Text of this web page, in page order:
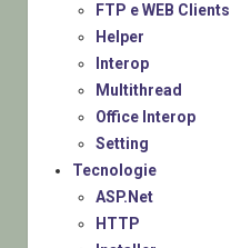
FTP e WEB Clients
Helper
Interop
Multithread
Office Interop
Setting
Tecnologie
ASP.Net
HTTP